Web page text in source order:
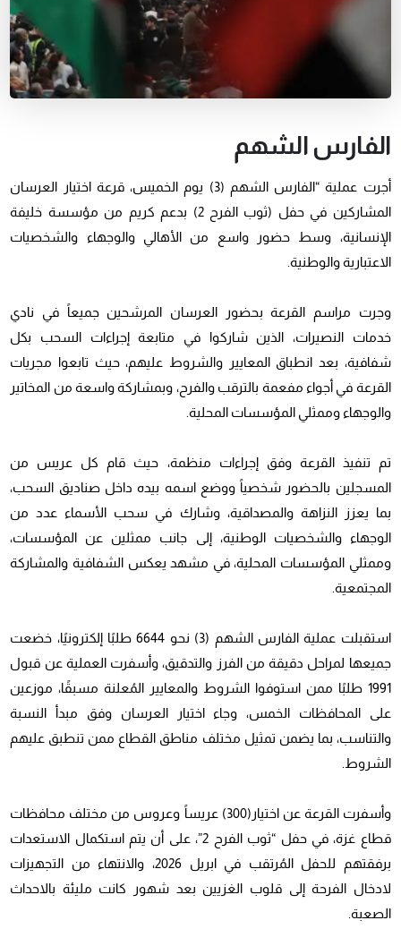
الفارس الشهم
أجرت عملية “الفارس الشهم (3) يوم الخميس، قرعة اختيار العرسان
المشاركين في حفل (ثوب الفرح 2) بدعم كريم من مؤسسة خليفة
الإنسانية، وسط حضور واسع من الأهالي والوجهاء والشخصيات
الاعتبارية والوطنية.
وجرت مراسم القرعة بحضور العرسان المرشحين جميعاً في نادي
خدمات النصيرات، الذين شاركوا في متابعة إجراءات السحب بكل
شفافية، بعد انطباق المعايير والشروط عليهم، حيث تابعوا مجريات
القرعة في أجواء مفعمة بالترقب والفرح، وبمشاركة واسعة من المخاتير
والوجهاء وممثلي المؤسسات المحلية.
تم تنفيذ القرعة وفق إجراءات منظمة، حيث قام كل عريس من
المسجلين بالحضور شخصياً ووضع اسمه بيده داخل صناديق السحب،
بما يعزز النزاهة والمصداقية، وشارك في سحب الأسماء عدد من
الوجهاء والشخصيات الوطنية، إلى جانب ممثلين عن المؤسسات،
وممثلي المؤسسات المحلية، في مشهد يعكس الشفافية والمشاركة
المجتمعية.
استقبلت عملية الفارس الشهم (3) نحو 6644 طلبًا إلكترونيًا، خضعت
جميعها لمراحل دقيقة من الفرز والتدقيق، وأسفرت العملية عن قبول
1991 طلبًا ممن استوفوا الشروط والمعايير المُعلنة مسبقًا، موزعين
على المحافظات الخمس، وجاء اختيار العرسان وفق مبدأ النسبة
والتناسب، بما يضمن تمثيل مختلف مناطق القطاع ممن تنطبق عليهم
الشروط.
وأسفرت القرعة عن اختيار(300) عريساً وعروس من مختلف محافظات
قطاع غزة، في حفل “ثوب الفرح 2”، على أن يتم استكمال الاستعدات
برفقتهم للحفل المُرتقب في ابريل 2026، والانتهاء من التجهيزات
لادخال الفرحة إلى قلوب الغزيين بعد شهور كانت مليئة بالاحداث
الصعبة.